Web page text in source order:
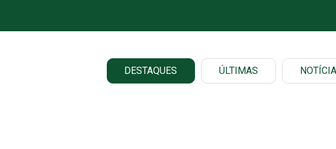
DESTAQUES ÚLTIMAS